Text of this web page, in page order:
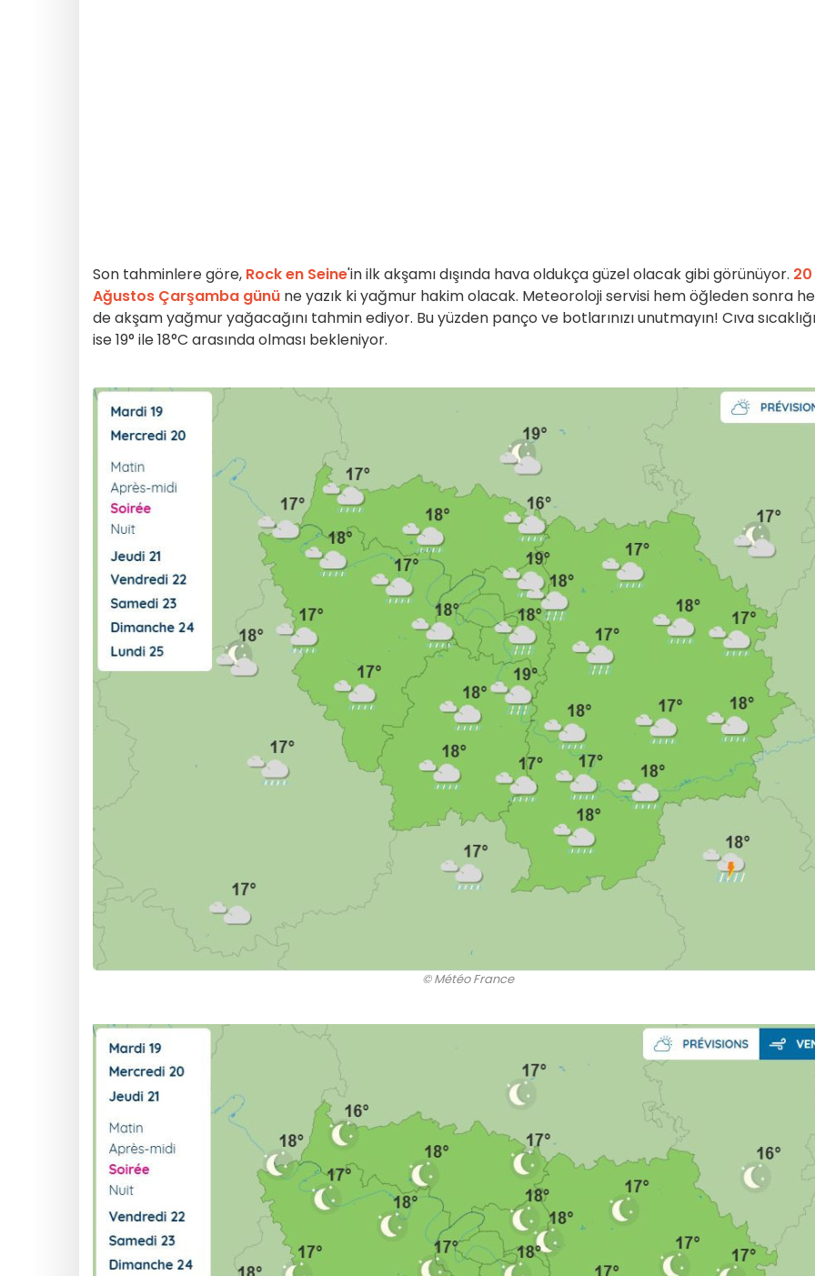
Son tahminlere göre, Rock en Seine'in ilk akşamı dışında hava oldukça güzel olacak gibi görünüyor. 20
Ağustos Çarşamba günü ne yazık ki yağmur hakim olacak. Meteoroloji servisi hem öğleden sonra
de akşam yağmur yağacağını tahmin ediyor. Bu yüzden panço ve botlarınızı unutmayın! Cıva
ise 19° ile 18°C arasında olması bekleniyor.
© Météo France